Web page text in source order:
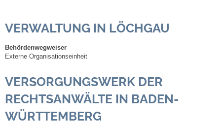
Grußwort Bürgermeister
Kurzportrait
Löchgau früher
Zahlen & Fakten
VERWALTUNG IN LÖCHGAU
Behördenwegweiser
Externe Organisationseinheit
VERSORGUNGSWERK DER
RECHTSANWÄLTE IN BADEN-
WÜRTTEMBERG